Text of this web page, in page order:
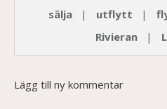
sälja
utflytt
Rivieran
Lägg till ny kommentar